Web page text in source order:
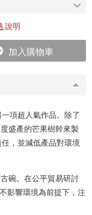
項超人氣作品。除了
盛產的芒果樹幹來製
，並減低產品對環境
碗。在公平貿易研討
影響環境為前提下，注
說明
加入購物車